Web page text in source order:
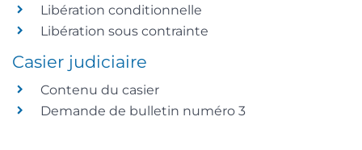
Libération conditionnelle
Libération sous contrainte
Casier judiciaire
Contenu du casier
Demande de bulletin numéro 3